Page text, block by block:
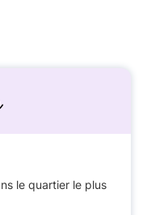
le quartier le plus